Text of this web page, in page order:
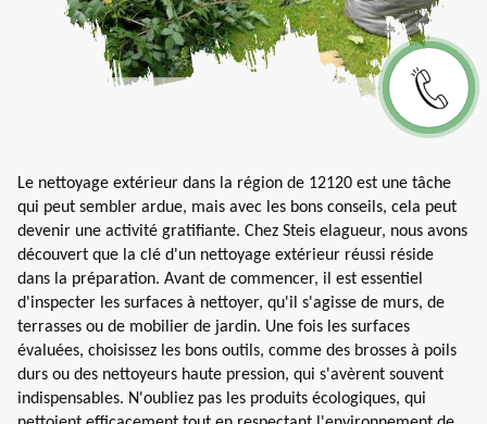
Le nettoyage extérieur dans la région de 12120 est une tâche
qui peut sembler ardue, mais avec les bons conseils, cela peut
devenir une activité gratifiante. Chez Steis elagueur, nous avons
découvert que la clé d'un nettoyage extérieur réussi réside
dans la préparation. Avant de commencer, il est essentiel
d'inspecter les surfaces à nettoyer, qu'il s'agisse de murs, de
terrasses ou de mobilier de jardin. Une fois les surfaces
évaluées, choisissez les bons outils, comme des brosses à poils
durs ou des nettoyeurs haute pression, qui s'avèrent souvent
indispensables. N'oubliez pas les produits écologiques, qui